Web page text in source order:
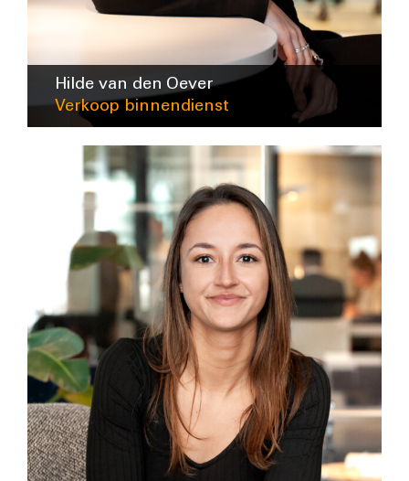
Hilde van den Oever
Verkoop binnendienst
hvandenoever@intra-lighting.nl
0345-623678